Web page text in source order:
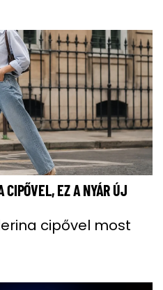
EZ A NYÁR ÚJ
cipővel most